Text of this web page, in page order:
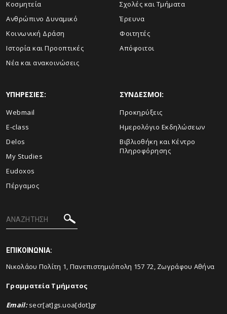
Κοσμητεία
Ανθρώπινο Δυναμικό
Κοινωνική Δράση
Ιστορία και Προοπτικές
Νέα και ανακοινώσεις
Σχολές και Τμήματα
Έρευνα
Φοιτητές
Απόφοιτοι
ΥΠΗΡΕΣΙΕΣ:
Webmail
E-class
Delos
My Studies
Eudoxos
Πέργαμος
ΣΥΝΔΕΣΜΟΙ:
Προκηρύξεις
Ημερολόγιο Εκδηλώσεων
Βιβλιοθήκη και Κέντρο
Πληροφόρησης
ΕΠΙΚΟΙΝΩΝΙΑ:
Νικολάου Πολίτη 1, Πανεπιστημιόπολη 157 72, Ζωγράφου Αθήνα
Γραμματεία Τμήματος
Email: secr[at]gs.uoa[dot]gr